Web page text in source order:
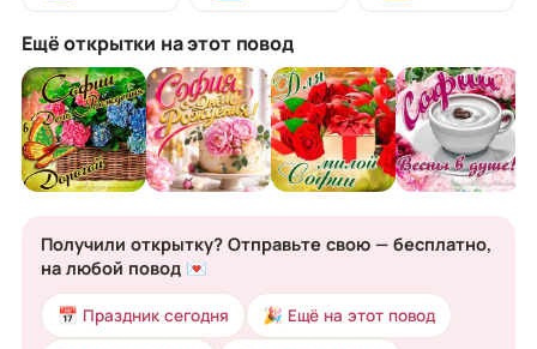
Ещё открытки на этот повод
Получили открытку? Отправьте свою — бесплатно,
на любой повод 💌
📅 Праздник сегодня 🎉 Ещё на этот повод